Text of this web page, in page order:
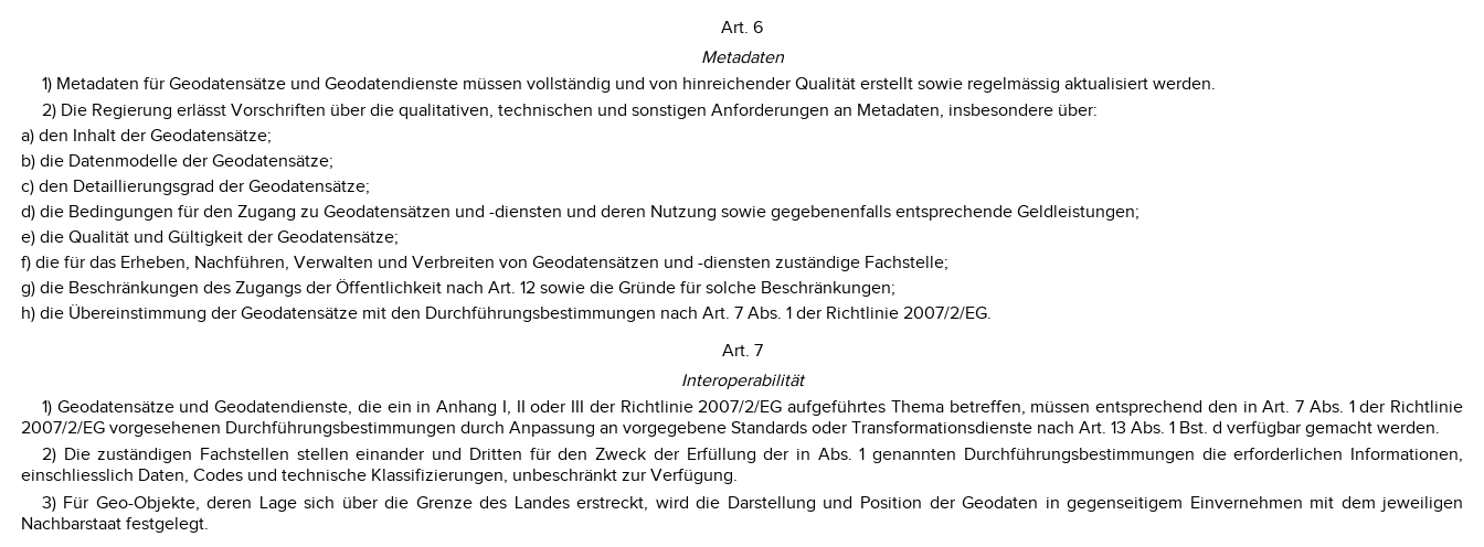
Art. 6
Metadaten
1) Metadaten für Geodatensätze und Geodatendienste müssen vollständig und von hinreichender Qualität erstellt sowie regelmässig aktualisiert werden.
2) Die Regierung erlässt Vorschriften über die qualitativen, technischen und sonstigen Anforderungen an Metadaten, insbesondere über:
a) den Inhalt der Geodatensätze;
b) die Datenmodelle der Geodatensätze;
c) den Detaillierungsgrad der Geodatensätze;
d) die Bedingungen für den Zugang zu Geodatensätzen und -diensten und deren Nutzung sowie gegebenenfalls entsprechende Geldleistungen;
e) die Qualität und Gültigkeit der Geodatensätze;
f) die für das Erheben, Nachführen, Verwalten und Verbreiten von Geodatensätzen und -diensten zuständige Fachstelle;
g) die Beschränkungen des Zugangs der Öffentlichkeit nach Art. 12 sowie die Gründe für solche Beschränkungen;
h) die Übereinstimmung der Geodatensätze mit den Durchführungsbestimmungen nach Art. 7 Abs. 1 der Richtlinie 2007/2/EG.
Art. 7
Interoperabilität
1) Geodatensätze und Geodatendienste, die ein in Anhang I, II oder III der Richtlinie 2007/2/EG aufgeführtes Thema betreffen, müssen entsprechend den in Art. 7 Abs. 1 der Richtlinie
2007/2/EG vorgesehenen Durchführungsbestimmungen durch Anpassung an vorgegebene Standards oder Transformationsdienste nach Art. 13 Abs. 1 Bst. d verfügbar gemacht werden.
2) Die zuständigen Fachstellen stellen einander und Dritten für den Zweck der Erfüllung der in Abs. 1 genannten Durchführungsbestimmungen die erforderlichen Informationen,
einschliesslich Daten, Codes und technische Klassifizierungen, unbeschränkt zur Verfügung.
3) Für Geo-Objekte, deren Lage sich über die Grenze des Landes erstreckt, wird die Darstellung und Position der Geodaten in gegenseitigem Einvernehmen mit dem jeweiligen
Nachbarstaat festgelegt.